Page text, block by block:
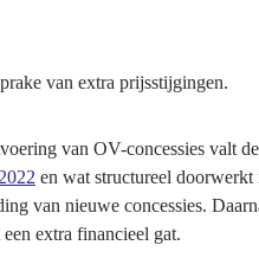
van extra prijsstijgingen.
van OV-concessies valt
en wat structureel
van nieuwe concessies.
extra financieel gat.